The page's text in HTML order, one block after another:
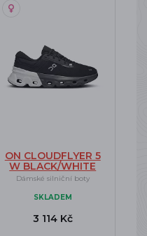
ON CLOUDFLYER 5
W BLACK/WHITE
Dámské silniční boty
SKLADEM
3 114 Kč